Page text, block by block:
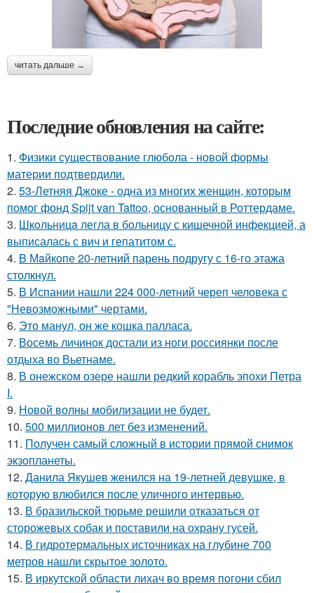
читать дальше →
Последние обновления на сайте:
1. Физики существование глюбола - новой формы
материи подтвердили.
2. 53-Летняя Джоке - одна из многих женщин, которым
помог фонд Spijt van Tattoo, основанный в Роттердаме.
3. Шкoльницa легла в больницу с кишечной инфекцией, а
выписалась с вич и гепатитом с.
4. B Мaйкопе 20-летний парень подругу с 16-го этажа
столкнул.
5. В Испании нашли 224 000-летний череп человека с
"Невозможными" чертами.
6. Это манул, он же кошка палласа.
7. Восемь личинок достали из ноги россиянки после
отдыха во Вьетнаме.
8. В онежском озере нашли редкий корабль эпохи Петра
I.
9. Новой волны мобилизации не будет.
10. 500 миллионов лет без изменений.
11. Получен самый сложный в истории прямой снимок
экзопланеты.
12. Данила Якушев женился на 19-летней девушке, в
которую влюбился после уличного интервью.
13. В бразильской тюрьме решили отказаться от
сторожевых собак и поставили на охрану гусей.
14. В гидротермальных источниках на глубине 700
метров нашли скрытое золото.
15. В иркутской области лихач во время погони сбил